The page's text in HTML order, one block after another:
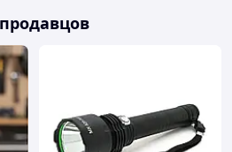
режима.